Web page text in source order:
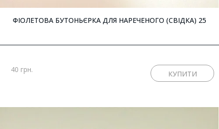
ФІОЛЕТОВА БУТОНЬЄРКА ДЛЯ НАРЕЧЕНОГО (СВІДКА) 25
40 грн.